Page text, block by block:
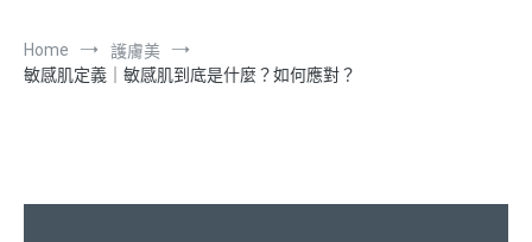
Home
護膚美
敏感肌定義｜敏感肌到底是什麼？如何應對？